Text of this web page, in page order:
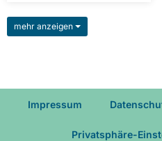
mehr anzeigen
Impressum
Privatsphäre-